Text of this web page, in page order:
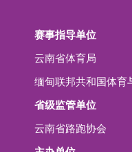
赛事指导单位
云南省体育局
缅甸联邦共和国体育
省级监管单位
云南省路跑协会